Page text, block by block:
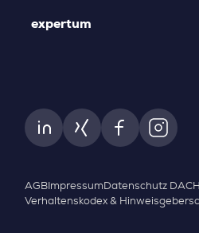
expertum
AGB Impressum Datenschutz DACH
Verhaltenskodex &